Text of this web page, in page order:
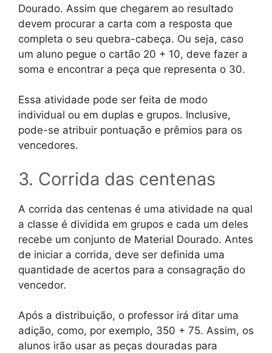
Dourado. Assim que chegarem ao resultado
devem procurar a carta com a resposta que
completa o seu quebra-cabeça. Ou seja, caso
um aluno pegue o cartão 20 + 10, deve fazer a
soma e encontrar a peça que representa o 30.
Essa atividade pode ser feita de modo
individual ou em duplas e grupos. Inclusive,
pode-se atribuir pontuação e prêmios para os
vencedores.
3. Corrida das centenas
A corrida das centenas é uma atividade na qual
a classe é dividida em grupos e cada um deles
recebe um conjunto de Material Dourado. Antes
de iniciar a corrida, deve ser definida uma
quantidade de acertos para a consagração do
vencedor.
Após a distribuição, o professor irá ditar uma
adição, como, por exemplo, 350 + 75. Assim, os
alunos irão usar as peças douradas para